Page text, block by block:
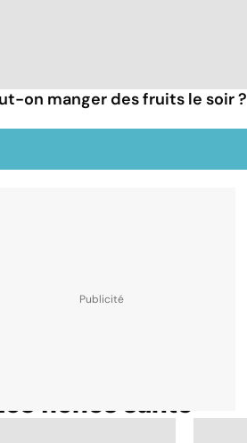
on manger des fruits le soir ?
fiches santé